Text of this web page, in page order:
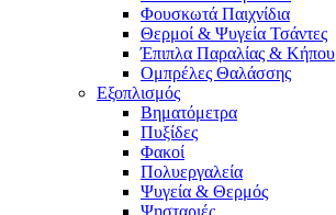
Φουσκωτά Παιχνίδια
Θερμοί & Ψυγεία Τσάντες
Έπιπλα Παραλίας & Κήπου
Ομπρέλες Θαλάσσης
Εξοπλισμός
Βηματόμετρα
Πυξίδες
Φακοί
Πολυεργαλεία
Ψυγεία & Θερμός
Ψησταριές